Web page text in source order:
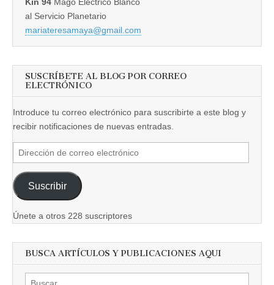
al Servicio Planetario
mariateresamaya@gmail.com
SUSCRÍBETE AL BLOG POR CORREO
ELECTRÓNICO
Introduce tu correo electrónico para suscribirte a este blog y
recibir notificaciones de nuevas entradas.
Dirección
de
correo
electrónico
Suscribir
Únete a otros 228 suscriptores
BUSCA ARTÍCULOS Y PUBLICACIONES AQUI
Buscar: